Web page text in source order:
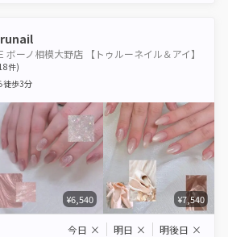
ボーノ相模大野店 【トゥルーネイル＆アイ】
件)
徒歩3分
¥6,540 ¥7,540
今日 × 明日 × 明後日 ×